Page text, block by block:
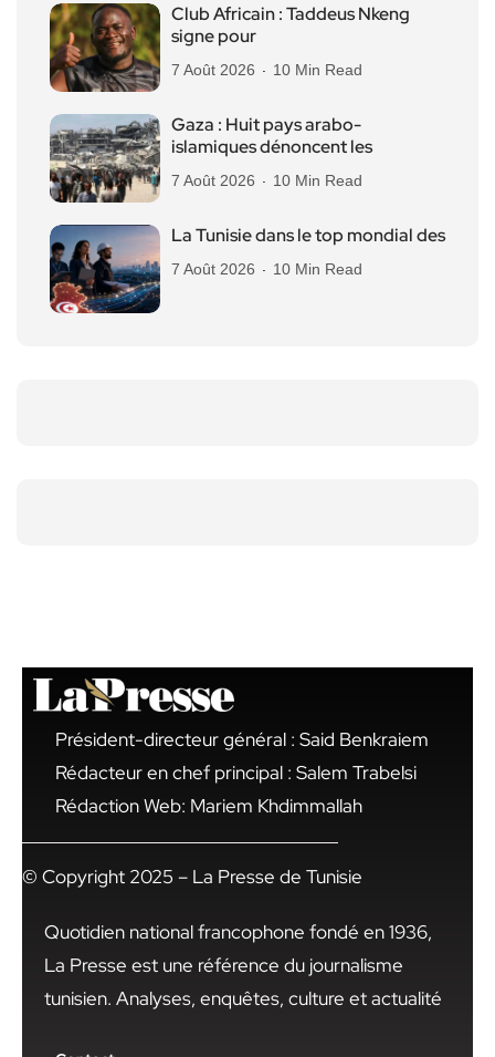
Club Africain : Taddeus Nkeng
signe pour
7 Août 2026 10 Min Read
Gaza : Huit pays arabo-
islamiques dénoncent les
7 Août 2026 10 Min Read
La Tunisie dans le top mondial des
7 Août 2026 10 Min Read
Président-directeur général : Said Benkraiem
Rédacteur en chef principal : Salem Trabelsi
Rédaction Web: Mariem Khdimmallah
© Copyright 2025 – La Presse de Tunisie
Quotidien national francophone fondé en 1936,
La Presse est une référence du journalisme
tunisien. Analyses, enquêtes, culture et actualité